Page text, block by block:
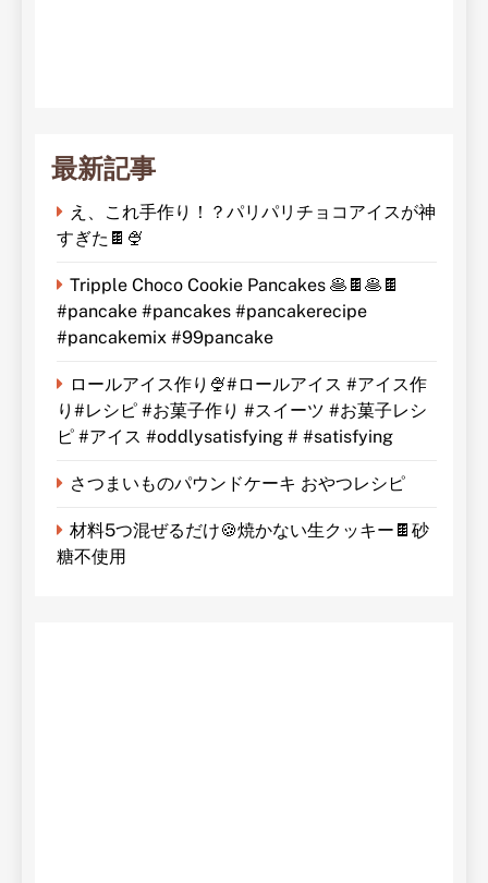
最新記事
え、これ手作り！？パリパリチョコアイスが神
すぎた🍫🍨
Tripple Choco Cookie Pancakes 🥞🍫🥞🍫
#pancake #pancakes #pancakerecipe
#pancakemix #99pancake
ロールアイス作り🍨#ロールアイス #アイス作
り#レシピ #お菓子作り #スイーツ #お菓子レシ
ピ #アイス #oddlysatisfying # #satisfying⁠
さつまいものパウンドケーキ おやつレシピ
材料5つ混ぜるだけ🍪焼かない生クッキー🍫砂
糖不使用